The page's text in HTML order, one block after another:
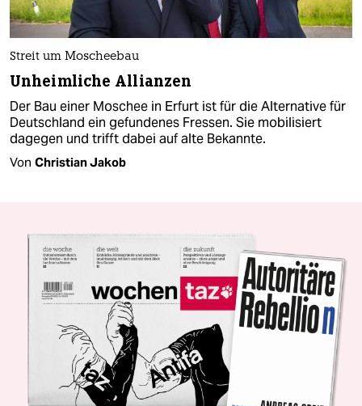
Streit um Moscheebau
Unheimliche Allianzen
Der Bau einer Moschee in Erfurt ist für die Alternative für
Deutschland ein gefundenes Fressen. Sie mobilisiert
dagegen und trifft dabei auf alte Bekannte.
Von Christian Jakob